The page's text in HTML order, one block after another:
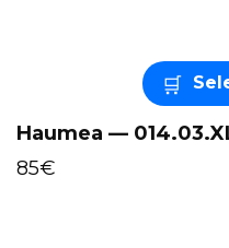
Haumea —
85€